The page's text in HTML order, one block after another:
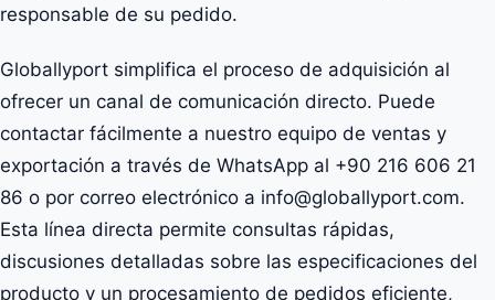
responsable de su pedido.
Globallyport simplifica el proceso de adquisición al
ofrecer un canal de comunicación directo. Puede
contactar fácilmente a nuestro equipo de ventas y
exportación a través de WhatsApp al +90 216 606 21
86 o por correo electrónico a info@globallyport.com.
Esta línea directa permite consultas rápidas,
discusiones detalladas sobre las especificaciones del
producto y un procesamiento de pedidos eficiente,